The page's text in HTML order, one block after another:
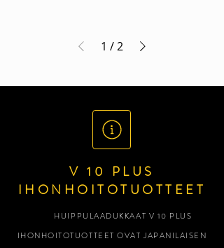
1 /2
V 10 PLUS
IHONHOITOTUOTTEET
HUIPPULAADUKKAAT V 10 PLUS
IHONHOITOTUOTTEET OVAT JAPANILAISEN